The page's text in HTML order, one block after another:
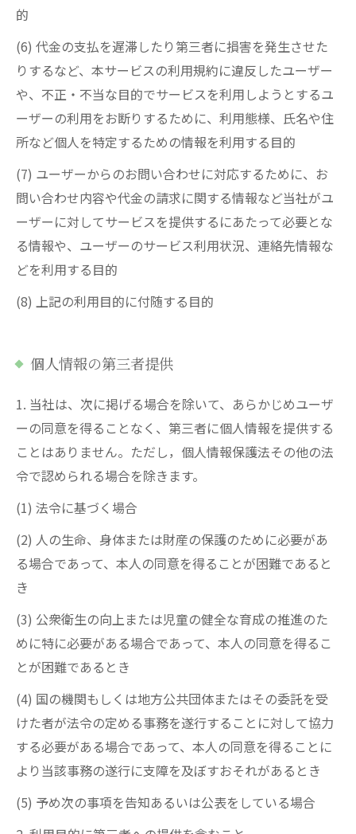
的
(6) 代金の支払を遅滞したり第三者に損害を発生させた
りするなど、本サービスの利用規約に違反したユーザー
や、不正・不当な目的でサービスを利用しようとするユ
ーザーの利用をお断りするために、利用態様、氏名や住
所など個人を特定するための情報を利用する目的
(7) ユーザーからのお問い合わせに対応するために、お
問い合わせ内容や代金の請求に関する情報など当社がユ
ーザーに対してサービスを提供するにあたって必要とな
る情報や、ユーザーのサービス利用状況、連絡先情報な
どを利用する目的
(8) 上記の利用目的に付随する目的
個人情報の第三者提供
1. 当社は、次に掲げる場合を除いて、あらかじめユーザ
ーの同意を得ることなく、第三者に個人情報を提供する
ことはありません。ただし，個人情報保護法その他の法
令で認められる場合を除きます。
(1) 法令に基づく場合
(2) 人の生命、身体または財産の保護のために必要があ
る場合であって、本人の同意を得ることが困難であると
き
(3) 公衆衛生の向上または児童の健全な育成の推進のた
めに特に必要がある場合であって、本人の同意を得るこ
とが困難であるとき
(4) 国の機関もしくは地方公共団体またはその委託を受
けた者が法令の定める事務を遂行することに対して協力
する必要がある場合であって、本人の同意を得ることに
より当該事務の遂行に支障を及ぼすおそれがあるとき
(5) 予め次の事項を告知あるいは公表をしている場合